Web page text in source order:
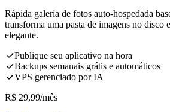
Rápida galeria de fotos auto-hospedada
transforma uma pasta de imagens no disco
elegante.
Publique seu aplicativo na hora
Backups semanais grátis e automáticos
VPS gerenciado por IA
R$ 29,99/mês